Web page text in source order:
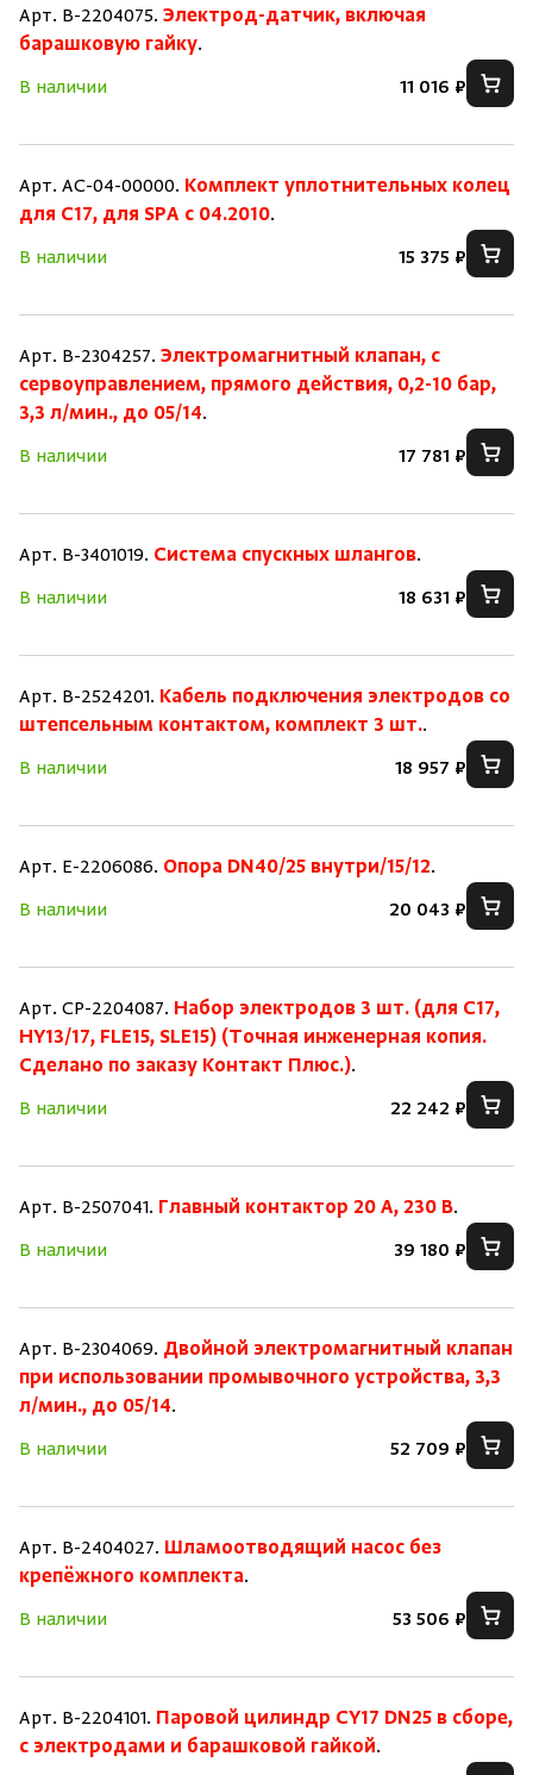
Арт. B-2204075. Электрод-датчик, включая
барашковую гайку.
В наличии
11 016 ₽
Арт. AC-04-00000. Комплект уплотнительных колец
для C17, для SPA c 04.2010.
В наличии
15 375 ₽
Арт. B-2304257. Электромагнитный клапан, с
сервоуправлением, прямого действия, 0,2-10 бар,
3,3 л/мин., до 05/14.
В наличии
17 781 ₽
Арт. B-3401019. Система спускных шлангов.
В наличии
18 631 ₽
Арт. B-2524201. Кабель подключения электродов со
штепсельным контактом, комплект 3 шт..
В наличии
18 957 ₽
Арт. E-2206086. Опора DN40/25 внутри/15/12.
В наличии
20 043 ₽
Арт. CP-2204087. Набор электродов 3 шт. (для C17,
HY13/17, FLE15, SLE15) (Точная инженерная копия.
Cделано по заказу Контакт Плюс.).
В наличии
22 242 ₽
Арт. B-2507041. Главный контактор 20 А, 230 В.
В наличии
39 180 ₽
Арт. B-2304069. Двойной электромагнитный клапан
при использовании промывочного устройства, 3,3
л/мин., до 05/14.
В наличии
52 709 ₽
Арт. B-2404027. Шламоотводящий насос без
крепёжного комплекта.
В наличии
53 506 ₽
Арт. B-2204101. Паровой цилиндр CY17 DN25 в сборе,
с электродами и барашковой гайкой.